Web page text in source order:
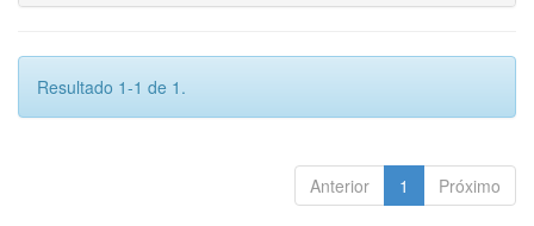
Resultado 1-1 de 1.
Anterior 1 Próximo